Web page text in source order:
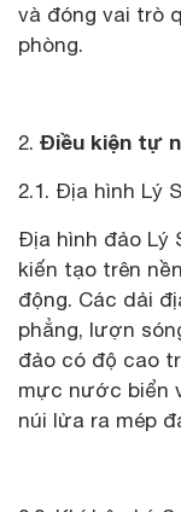
và đóng vai trò
phòng.
2. Điều kiện tự
2.1. Địa hình Lý
Địa hình đảo Lý
kiến tạo trên
động. Các dải
phẳng, lượn
đảo có độ cao
mực nước biển
núi lửa ra mép